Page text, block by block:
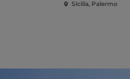
Sicilia, Palermo